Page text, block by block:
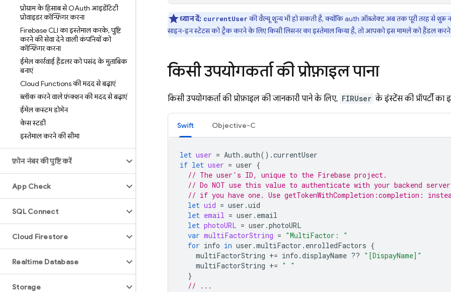
प्रोग्राम के हिसाब से OAuth आइडेंटिटी
प्रोवाइडर कॉन्फ़िगर करना
Firebase CLI का इस्तेमाल करके,पुष्टि
करने की सेवा देने वाली कंपनियों को
कॉन्फ़िगर करना
ईमेल कार्रवाई हैंडलर को पसंद के मुताबिक
बनाएं
Cloud Functions की मदद से बढ़ाएं
ब्लॉक करने वाले फ़ंक्शन की मदद से बढ़ाएं
ईमेल कस्टम डोमेन
केस स्टडी
इस्तेमाल करने की सीमा
फ़ोन नंबर की पुष्टि करें
App Check
SQL Connect
Cloud Firestore
Realtime Database
Storage
ध्यान दें: currentUserकी वैल्यू शून्य भी हो सकती है, क्योंकि auth ऑब्जेक्ट अब तक पूरी तरह से शुरू
साइन-इन स्टेटस को ट्रैक करने के लिए किसी लिसनर का इस्तेमाल किया है, तो आपको इस मामले को हैंडल
किसी उपयोगकर्ता की प्रोफ़ाइल पाना
किसी उपयोगकर्ता की प्रोफ़ाइल की जानकारी पाने के लिए, FIRUser के इंस्टेंस की प्रॉपर्टी
Swift Objective-C
let user = Auth .auth().currentUser
if let user = user {
// The user's ID, unique to the Firebase project.
// Do NOT use this value to authenticate with your backend
// if you have one. Use getTokenWithCompletion:completion:
let uid = user .uid
let email = user . email
let photoURL = user .photoURL
var multiFactorString = "MultiFactor: "
for info in user .multiFactor . enrolledFactors {
multiFactorString += info .displayName ?? "[DispayName]"
multiFactorString += " "
}
// ...